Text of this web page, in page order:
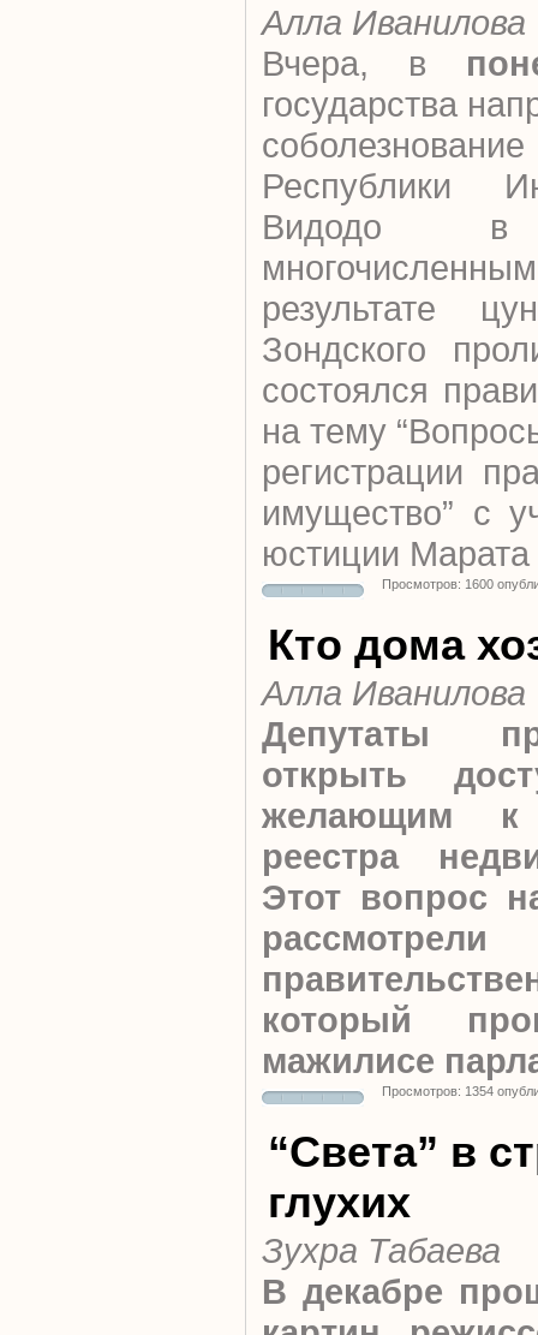
Алла Иванилова
Вчера, в
государства
Республики
Видодо
результате
Зондского
состоялся
на тему
регистрации
имущество” с
юстиции Марата
Просмотров: 1600
Кто дома
Алла Иванилова
Депутаты
открыть
желающим к
реестра
Этот вопрос
который
мажилисе
Просмотров: 1354
“Света” в
глухих
Зухра Табаева
В декабре